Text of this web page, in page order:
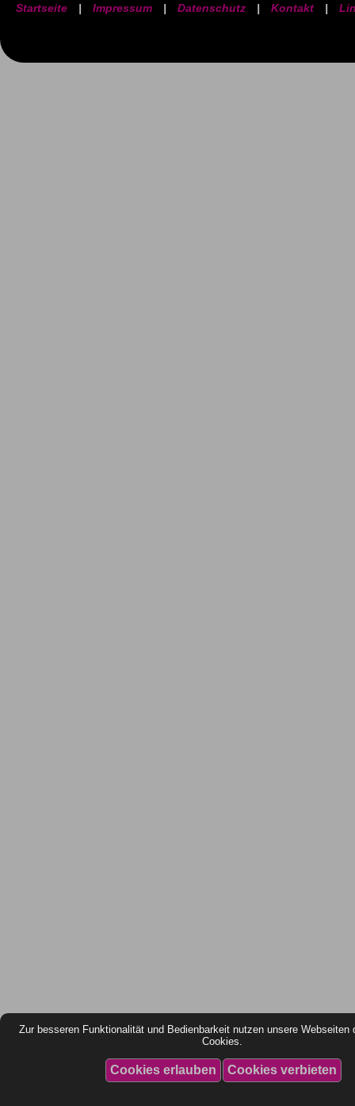
Zur besseren Funktionalität und Bedienbarkeit nutzen unsere Webseiten
Cookies.
Startseite | Impressum | Datenschutz | Kontakt |